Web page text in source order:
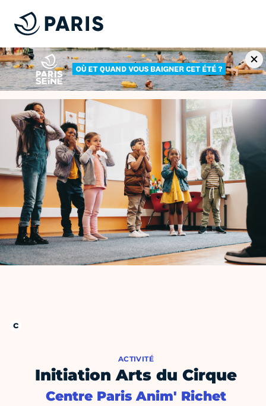
ACTIVITÉ
Initiation Arts du Cirque
Centre Paris Anim' Richet